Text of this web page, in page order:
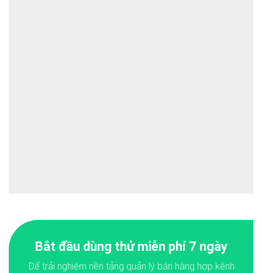
Bắt đầu dùng thử miễn phí 7 ngày
Để trải nghiệm nền tảng quản lý bán hàng hợp kênh